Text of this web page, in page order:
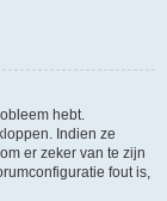
hebt.
Indien ze
er zeker van te zijn
fout is,